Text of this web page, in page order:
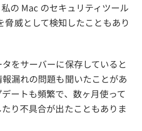
の Mac のセキュリティツール
脅威として検知したこともあり
をサーバーに保存していると
漏れの問題も聞いたことがあ
ートも頻繁で、数ヶ月使って
り不具合が出たこともありま